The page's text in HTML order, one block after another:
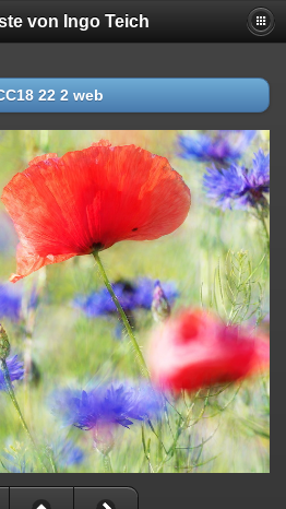
von Ingo Teich
22 2 web